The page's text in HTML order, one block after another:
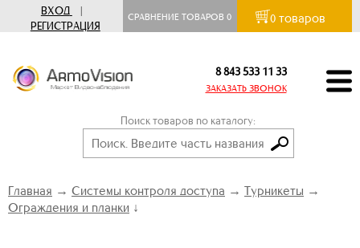
ВХОД
|
РЕГИСТРАЦИЯ
СРАВНЕНИЕ ТОВАРОВ0 0 товаров
8 843 533 11 33
ЗАКАЗАТЬ ЗВОНОК
Поиск товаров по каталогу:
Главная → Системы контроля доступа → Турникеты →
Ограждения и планки ↓